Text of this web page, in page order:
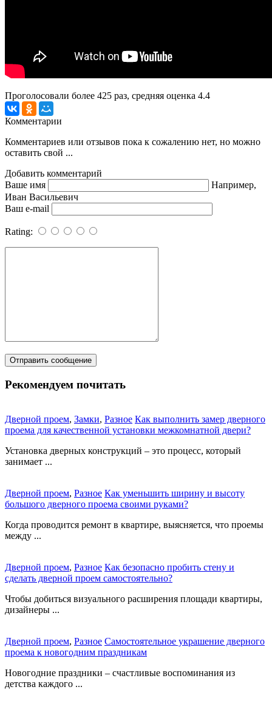
Проголосовали более 425 раз, средняя оценка 4.4
Комментарии
Комментариев или отзывов пока к сожалению нет, но можно
оставить свой ...
Добавить комментарий
Ваше имя
Например,
Иван Васильевич
Ваш e-mail
Rating:
Рекомендуем почитать
Дверной проем, Замки, Разное Как выполнить замер дверного
проема для качественной установки межкомнатной двери?
Установка дверных конструкций – это процесс, который
занимает ...
Дверной проем, Разное Как уменьшить ширину и высоту
большого дверного проема своими руками?
Когда проводится ремонт в квартире, выясняется, что проемы
между ...
Дверной проем, Разное Как безопасно пробить стену и
сделать дверной проем самостоятельно?
Чтобы добиться визуального расширения площади квартиры,
дизайнеры ...
Дверной проем, Разное Самостоятельное украшение дверного
проема к новогодним праздникам
Новогодние праздники – счастливые воспоминания из
детства каждого ...